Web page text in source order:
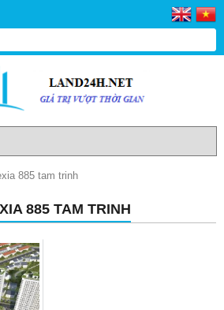
885 tam trinh
885 TAM TRINH